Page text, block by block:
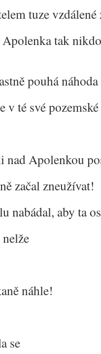
tuze vzdálené
tak
pouhá náhoda
v té své
nad Apolenkou
začal zneužívat!
nabádal, aby ta
náhle!
se